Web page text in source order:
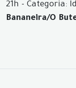
21h - Categoria:
Bananeira/O